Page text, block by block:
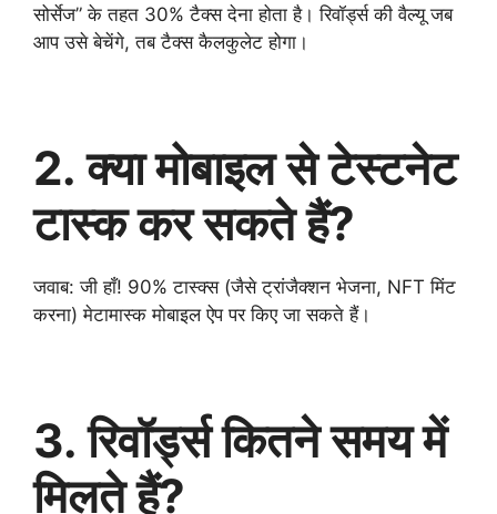
सोर्सेज” के तहत 30% टैक्स देना होता है। रिवॉर्ड्स की वैल्यू जब
आप उसे बेचेंगे, तब टैक्स कैलकुलेट होगा।
2. क्या मोबाइल से टेस्टनेट
टास्क कर सकते हैं?
जवाब: जी हाँ! 90% टास्क्स (जैसे ट्रांजैक्शन भेजना, NFT मिंट
करना) मेटामास्क मोबाइल ऐप पर किए जा सकते हैं।
3. रिवॉर्ड्स कितने समय में
मिलते हैं?